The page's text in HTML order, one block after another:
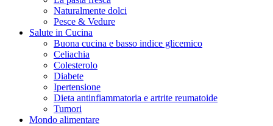
Naturalmente dolci
Pesce & Vedure
Salute in Cucina
Buona cucina e basso indice glicemico
Celiachia
Colesterolo
Diabete
Ipertensione
Dieta antinfiammatoria e artrite reumatoide
Tumori
Mondo alimentare